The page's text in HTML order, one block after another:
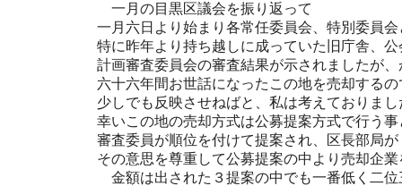
一月の目黒区議会を振り返って
一月六日より始まり各常任委員会、特別委員
特に昨年より持ち越しに成っていた旧庁舎、
計画審査委員会の審査結果が示されましたが
六十六年間お世話になったこの地を売却する
少しでも反映させねばと、私は考えておりまし
幸いこの地の売却方式は公募提案方式で行う
審査委員が順位を付けて提案され、区長部局が
その意思を尊重して公募提案の中より売却企
金額は出された３提案の中でも一番低く二